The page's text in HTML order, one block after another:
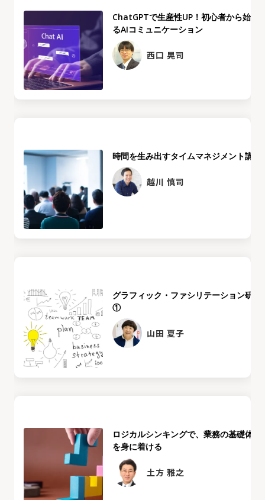
ChatGPTで生産性UP！初心者から始め
るAIコミュニケーション
西口 晃司
時間を生み出すタイムマネジメント講座
越川 慎司
グラフィック・ファシリテーション研修
①
山田 夏子
ロジカルシンキングで、業務の基礎体力
を身に着ける
土方 雅之